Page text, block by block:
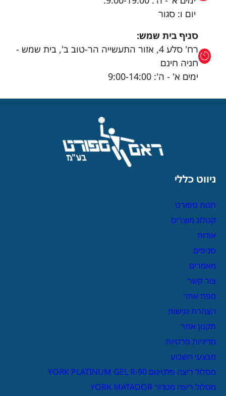
יום ו: סגור
סניף בית שמש:
רח' סלע 4, אזור התעשייה הר-טוב ב', בית שמש -
חניה חינם
ימים א' - ה': 9:00-14:00
ניווט כללי
חנות ספורט
קטלוג מוצרים
אודות
סניפים
מאמרים
צור קשר
מפת אתר
הצהרת נגישות
תקנון אתר
מדיניות פרטיות
מבצעי השבוע
מסלול ריצה פלטינום YORK PLATINUM GEL R-90
מסלול ריצה מטדור YORK MATADOR